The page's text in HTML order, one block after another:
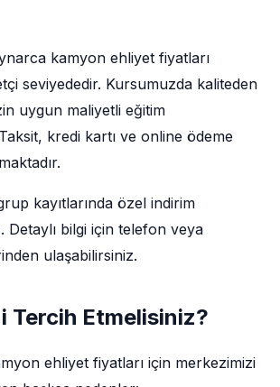
kamyon ehliyet fiyatları
seviyededir. Kursumuzda kaliteden
uygun maliyetli eğitim
kredi kartı ve online ödeme
kayıtlarında özel indirim
Detaylı bilgi için telefon veya
ulaşabilirsiniz.
Tercih Etmelisiniz?
ehliyet fiyatları için merkezimizi